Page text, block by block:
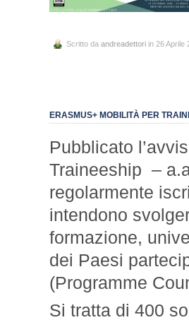
Scritto da andreadettori in 26 Aprile
ERASMUS+ MOBILITÀ PER
Pubblicato
Traineeship –
regolarmente
intendono
formazione,
dei Paesi
(Programme
Si tratta di 400